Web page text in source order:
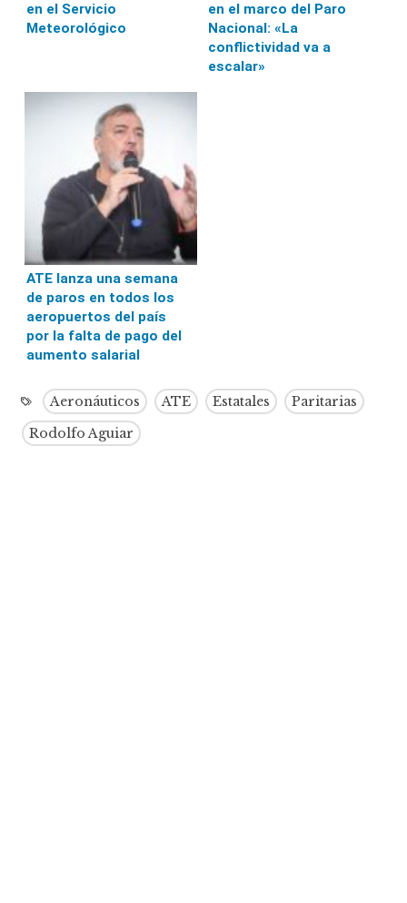
en el Servicio
Meteorológico
en el marco del Paro
Nacional: «La
conflictividad va a
escalar»
ATE lanza una semana
de paros en todos los
aeropuertos del país
por la falta de pago del
aumento salarial
Aeronáuticos ATE Estatales
Paritarias
Rodolfo Aguiar